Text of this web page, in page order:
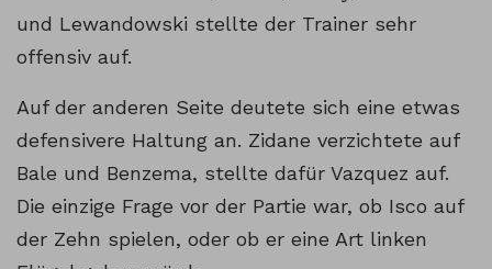
und Lewandowski stellte der Trainer sehr
offensiv auf.
Auf der anderen Seite deutete sich eine etwas
defensivere Haltung an. Zidane verzichtete auf
Bale und Benzema, stellte dafür Vazquez auf.
Die einzige Frage vor der Partie war, ob Isco auf
der Zehn spielen, oder ob er eine Art linken